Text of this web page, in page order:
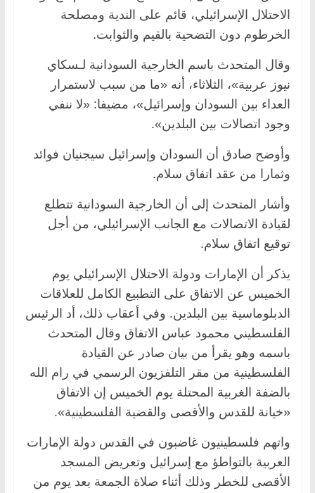
الاحتلال الإسرائيلي، قائم على الندية ومصلحة
الخرطوم دون التضحية بالقيم والثوابت.
وقال المتحدث باسم الخارجية السودانية لـسكاي
نيوز عربية»، الثلاثاء، أنه «ما من سبب لاستمرار
العداء بين السودان وإسرائيل»، مضيفا: «لا ننفي
وجود اتصالات بين البلدين».
وأوضح صادق أن السودان وإسرائيل سيجنيان فوائد
وثمارا من عقد اتفاق سلام.
وأشار المتحدث إلى أن الخارجية السودانية تتطلع
لقيادة الاتصالات مع الجانب الإسرائيلي، من أجل
توقيع اتفاق سلام.
يذكر أن الإمارات ودولة الاحتلال الإسرائيلي يوم
الخميس عن الاتفاق على التطبيع الكامل للعلاقات
الدبلوماسية بين البلدين. وفي أعقاب ذلك، أد الرئيس
الفلسطيني محمود عباس الاتفاق وقال المتحدث
باسمه وهو يقرأ من بيان صادر عن القيادة
الفلسطينية من مقر التلفزيون الرسمي في رام الله
بالضفة الغربية المحتلة يوم الخميس إن الاتفاق
«خيانة للقدس والأقصى والقضية الفلسطينية».
واتهم فلسطينيون غاضبون في القدس دولة الإمارات
العربية بالتواطؤ مع إسرائيل وتعريض المسجد
الأقصى للخطر وذلك أثناء صلاة الجمعة بعد يوم من